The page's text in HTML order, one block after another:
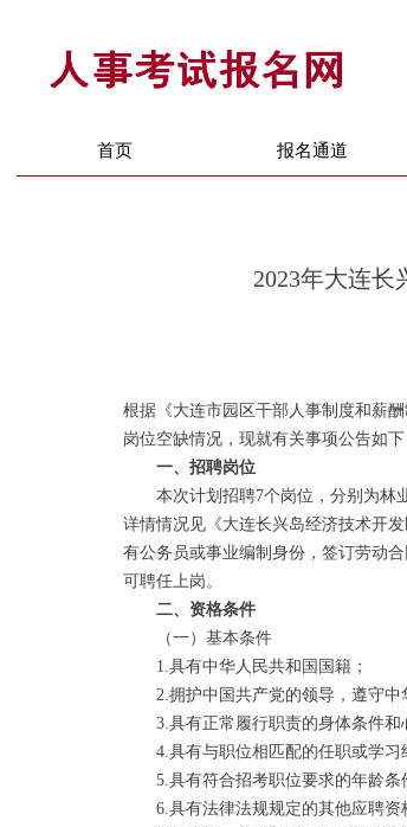
首页 报名通道
2023年大连
根据《大连市园区干部人事制度和薪
岗位空缺情况，现就有关事项公告如下
一、招聘岗位
本次计划招聘7个岗位，分别为林业
详情情况见《大连长兴岛经济技术开
有公务员或事业编制身份，签订劳动
可聘任上岗。
二、资格条件
（一）基本条件
1.具有中华人民共和国国籍；
2.拥护中国共产党的领导，遵守中
3.具有正常履行职责的身体条件和
4.具有与职位相匹配的任职或学习
5.具有符合招考职位要求的年龄条
6.具有法律法规规定的其他应聘资